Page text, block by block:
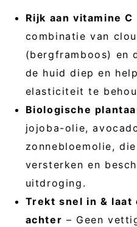
Rijk aan vitamine C
combinatie van
(bergframboos) en
de huid diep en
elasticiteit te
Biologische
jojoba-olie,
zonnebloemolie,
versterken en
uitdroging.
Trekt snel in & laat
achter – Geen